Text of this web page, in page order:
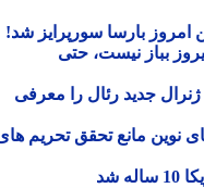
بارسا سورپرایز شد!
بباز نیست، حتی
جدید رئال را معرفی
مانع تحقق تحریم های